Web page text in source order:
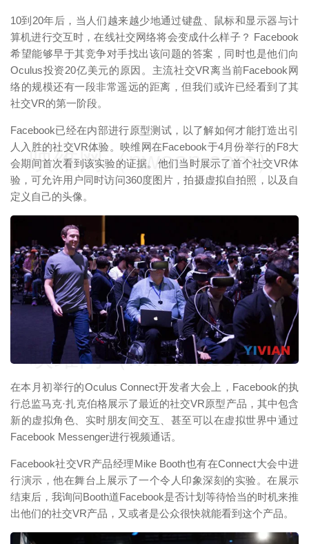
10到20年后，当人们越来越少地通过键盘、鼠标和显示器与计
算机进行交互时，在线社交网络将会变成什么样子？ Facebook
希望能够早于其竞争对手找出该问题的答案，同时也是他们向
Oculus投资20亿美元的原因。主流社交VR离当前Facebook网
络的规模还有一段非常遥远的距离，但我们或许已经看到了其
社交VR的第一阶段。
Facebook已经在内部进行原型测试，以了解如何才能打造出引
人入胜的社交VR体验。映维网在Facebook于4月份举行的F8大
会期间首次看到该实验的证据。他们当时展示了首个社交VR体
验，可允许用户同时访问360度图片，拍摄虚拟自拍照，以及自
定义自己的头像。
在本月初举行的Oculus Connect开发者大会上，Facebook的执
行总监马克·扎克伯格展示了最近的社交VR原型产品，其中包含
新的虚拟角色、实时朋友间交互、甚至可以在虚拟世界中通过
Facebook Messenger进行视频通话。
Facebook社交VR产品经理Mike Booth也有在Connect大会中进
行演示，他在舞台上展示了一个令人印象深刻的实验。在展示
结束后，我询问Booth道Facebook是否计划等待恰当的时机来推
出他们的社交VR产品，又或者是公众很快就能看到这个产品。
映维网（nweon.com）
映维网（nweon.com）